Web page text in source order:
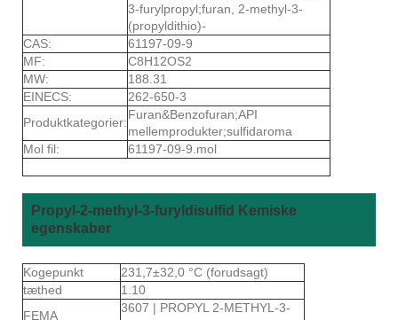
3-furylpropyl;furan, 2-methyl-3-
(propyldithio)-
CAS:
61197-09-9
MF:
C8H12OS2
MW:
188.31
EINECS:
262-650-3
Produktkategorier:
Furan&Benzofuran;API
mellemprodukter;sulfidaroma
Mol fil:
61197-09-9.mol
Propyl-2-methyl-3-furyldisulfid Kemiske
egenskaber
Kogepunkt
231,7±32,0 °C (forudsagt)
tæthed
1.10
FEMA
3607 | PROPYL 2-METHYL-3-